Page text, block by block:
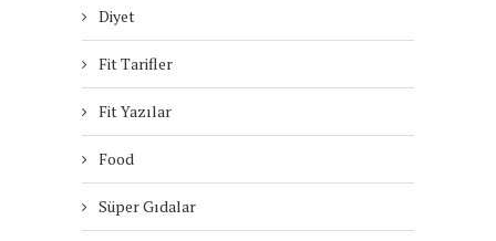
Diyet
Fit Tarifler
Fit Yazılar
Food
Süper Gıdalar